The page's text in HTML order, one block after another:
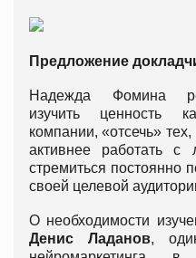
Предложение
Надежда Фомина
изучить ценность
компании, «отсечь»
активнее работать
стремиться постоянно
своей целевой
О необходимости
Денис Ладанов,